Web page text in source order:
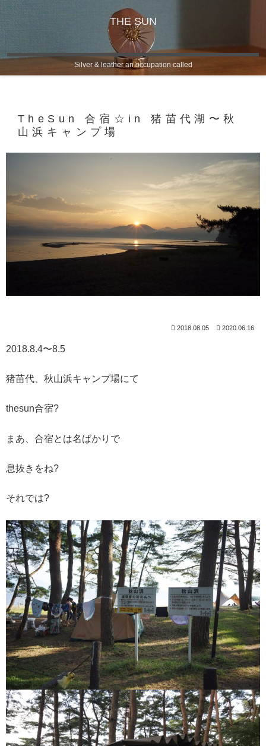
THE SUN
Silver & leather an occupation called
TheSun 合宿☆in 猪苗代湖〜秋
山浜キャンプ場
2018.08.05 2020.06.16
2018.8.4〜8.5
猪苗代、秋山浜キャンプ場にて
thesun合宿?
まあ、合宿とは名ばかりで
息抜きをね?
それでは?